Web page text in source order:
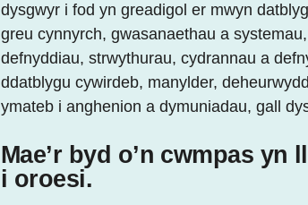
dysgwyr i fod yn greadigol er mwyn
greu cynnyrch, gwasanaethau a
defnyddiau, strwythurau, cydrannau a
ddatblygu cywirdeb, manylder,
ymateb i anghenion a dymuniadau, gall
Mae’r byd o’n cwmpas
i oroesi.